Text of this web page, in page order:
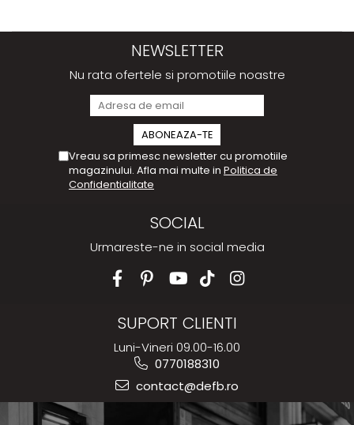
NEWSLETTER
Nu rata ofertele si promotiile noastre
Vreau sa primesc newsletter cu promotiile
magazinului. Afla mai multe in Politica de
Confidentialitate
SOCIAL
Urmareste-ne in social media
SUPORT CLIENTI
Luni-Vineri 09.00-16.00
0770188310
contact@defb.ro